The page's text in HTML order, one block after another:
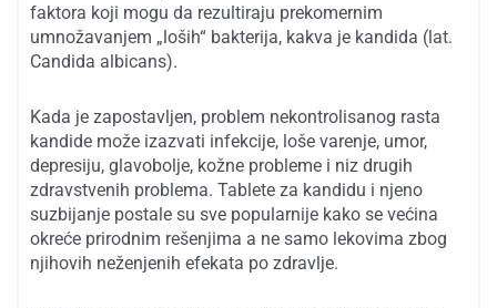
faktora koji mogu da rezultiraju prekomernim
umnožavanjem „loših“ bakterija, kakva je kandida (lat.
Candida albicans).
Kada je zapostavljen, problem nekontrolisanog rasta
kandide može izazvati infekcije, loše varenje, umor,
depresiju, glavobolje, kožne probleme i niz drugih
zdravstvenih problema. Tablete za kandidu i njeno
suzbijanje postale su sve popularnije kako se većina
okreće prirodnim rešenjima a ne samo lekovima zbog
njihovih neženjenih efekata po zdravlje.